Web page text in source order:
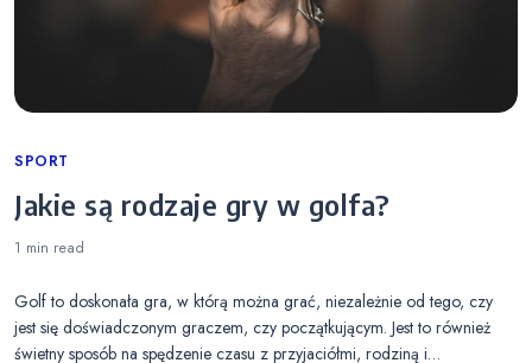
Categories
SPORT
Jakie są rodzaje gry w golfa?
1 min read
Golf to doskonała gra, w którą można grać, niezależnie od tego, czy
jest się doświadczonym graczem, czy początkującym. Jest to również
świetny sposób na spędzenie czasu z przyjaciółmi, rodziną i…